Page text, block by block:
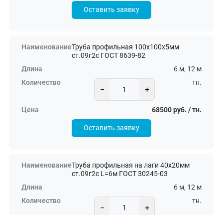
Оставить заявку
Труба профильная 100х100х5мм
ст.09г2с ГОСТ 8639-82
6 м, 12 м
− +
тн.
68500 руб. / тн.
Оставить заявку
Труба профильная на лаги 40х20мм
ст.09г2с L=6м ГОСТ 30245-03
6 м, 12 м
− +
тн.